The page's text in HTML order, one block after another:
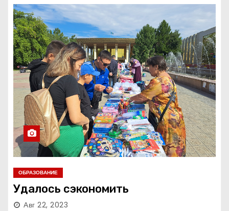
ОБРАЗОВАНИЕ
Удалось сэкономить
Авг 22, 2023